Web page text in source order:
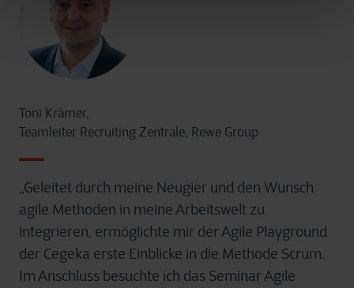
Toni Krämer,
Teamleiter Recruiting Zentrale, Rewe Group
„Geleitet durch meine Neugier und den Wunsch
agile Methoden in meine Arbeitswelt zu
integrieren, ermöglichte mir der Agile Playground
der Cegeka erste Einblicke in die Methode Scrum.
Im Anschluss besuchte ich das Seminar Agile